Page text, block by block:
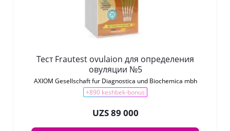
Тест Frautest ovulaion для определения
овуляции №5
AXIOM Gesellschaft fur Diagnostica und Biochemica mbh
+890 keshbek-bonus
UZS 89 000